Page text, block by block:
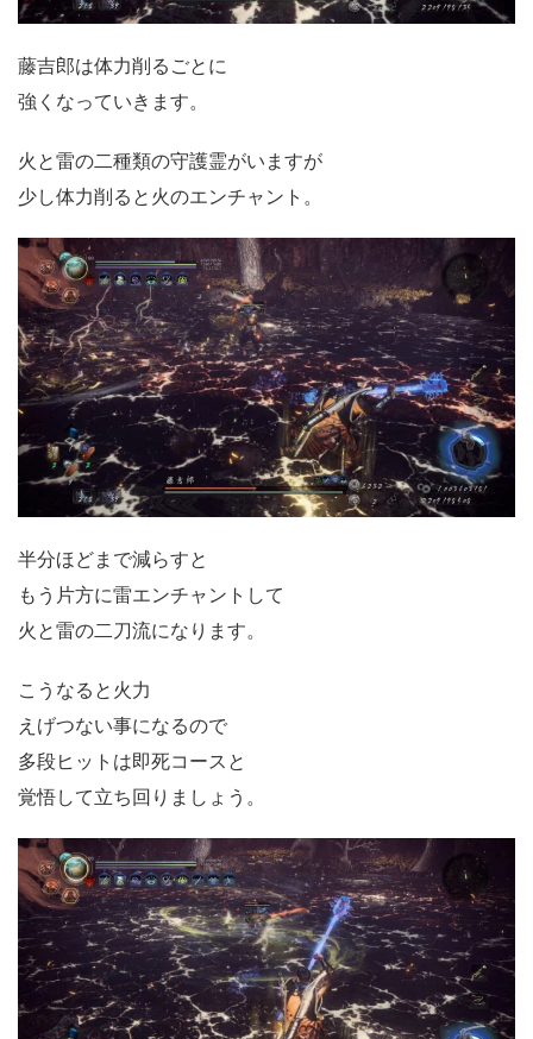
藤吉郎は体力削るごとに
強くなっていきます。
火と雷の二種類の守護霊がいますが
少し体力削ると火のエンチャント。
半分ほどまで減らすと
もう片方に雷エンチャントして
火と雷の二刀流になります。
こうなると火力
えげつない事になるので
多段ヒットは即死コースと
覚悟して立ち回りましょう。